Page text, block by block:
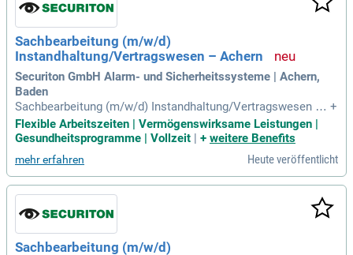
Sachbearbeitung (m/w/d)
Instandhaltung/Vertragswesen – Achern
Securiton GmbH Alarm- und Sicherheitssysteme | Achern,
Baden
Sachbearbeitung (m/w/d) Instandhaltung/Vertragswesen –
Achern: Referenznummer: 2026-36. Ihre Aufgaben: Sie übern
ehmen vielseitige kaufmännische und organisatorische Auf
+
Flexible Arbeitszeiten | Vermögenswirksame Leistungen |
Gesundheitsprogramme | Vollzeit
+ weitere Benefits
mehr erfahren Heute veröffentlicht
Sachbearbeitung (m/w/d)